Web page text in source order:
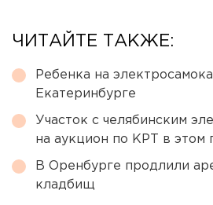
ЧИТАЙТЕ ТАКЖЕ:
Ребенка на
Екатеринбурге
Участок с челябинским
на аукцион по КРТ в этом
В Оренбурге продлили
кладбищ